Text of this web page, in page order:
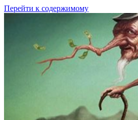
Перейти к содержимому